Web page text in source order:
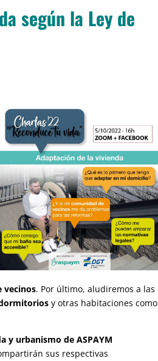
según la Ley de
vecinos. Por último, aludiremos a las
dormitoriosy otras habitaciones como
y urbanismo de ASPAYM
sus respectivas